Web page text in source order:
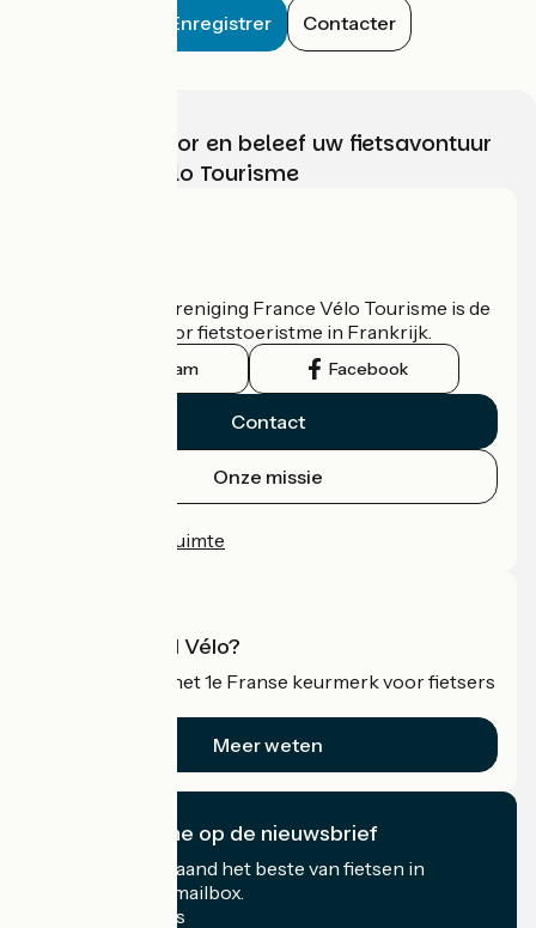
Enregistrer Contacter
Kies, bereid voor en beleef uw fietsavontuur
met France Vélo Tourisme
De nationale vereniging France Vélo Tourisme is de
officiële gids voor fietstoeristme in Frankrijk.
Instagram Facebook
Contact
Onze missie
Professionele ruimte
Wat is Accueil Vélo?
Accueil Vélo is het 1e Franse keurmerk voor fietsers
Meer weten
Ik abonneer me op de nieuwsbrief
Ontvang elke maand het beste van fietsen in
Frankrijk in uw mailbox.
Mijn e-mailadres